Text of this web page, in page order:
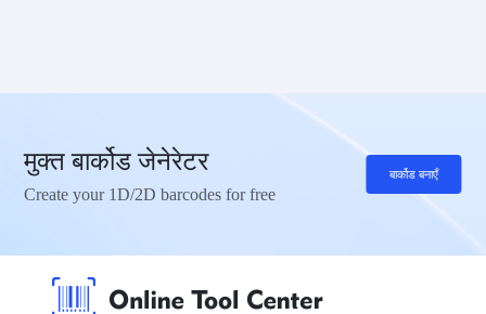
मुक्त बार्कोड जेनेरेटर
Create your 1D/2D barcodes for free
बार्कोड बनाएँ